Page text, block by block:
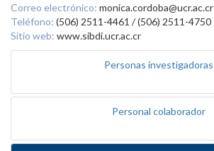
Correo electrónico: monica.cordoba@ucr.ac.cr
Teléfono: (506) 2511-4461 / (506) 2511-4750
Sitio web: www.sibdi.ucr.ac.cr
Personas investigadoras
Personal colaborador